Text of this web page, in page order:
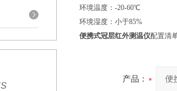
环境温度：-20-60℃
环境湿度：小于85%
便携式冠层红外测温仪配置清
产品：